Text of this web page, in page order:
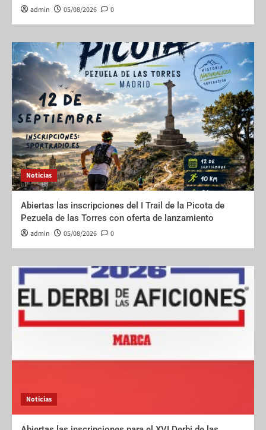
admin 05/08/2026 0
Noticias
Abiertas las inscripciones del I Trail de la Picota de
Pezuela de las Torres con oferta de lanzamiento
admin 05/08/2026 0
Noticias